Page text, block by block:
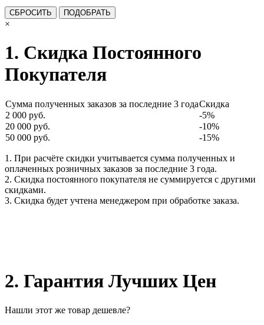
×
1. Скидка Постоянного
Покупателя
Сумма полученных заказов за последние 3 годаСкидка
2 000 руб.
-5%
20 000 руб.
-10%
50 000 руб.
-15%
1. При расчёте скидки учитывается сумма полученных и
оплаченных розничных заказов за последние 3 года.
2. Скидка постоянного покупателя не суммируется с другими
скидками.
3. Скидка будет учтена менеджером при обработке заказа.
2. Гарантия Лучших Цен
Нашли этот же товар дешевле?